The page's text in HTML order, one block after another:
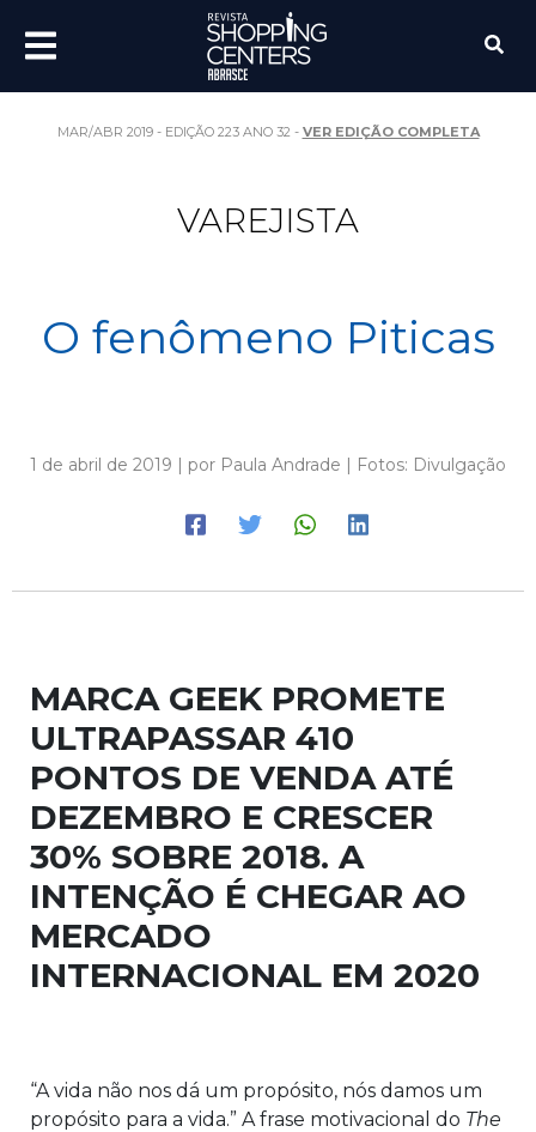
MAR/ABR 2019 - EDIÇÃO 223 ANO 32 - VER EDIÇÃO COMPLETA
VAREJISTA
O fenômeno Piticas
1 de abril de 2019 | por Paula Andrade | Fotos: Divulgação
MARCA GEEK PROMETE
ULTRAPASSAR 410
PONTOS DE VENDA ATÉ
DEZEMBRO E CRESCER
30% SOBRE 2018. A
INTENÇÃO É CHEGAR AO
MERCADO
INTERNACIONAL EM 2020
“A vida não nos dá um propósito, nós damos um
propósito para a vida.” A frase motivacional do The